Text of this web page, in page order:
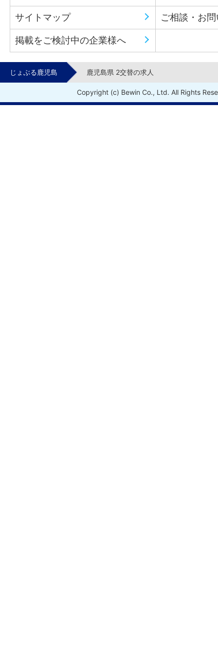
サイトマップ ご相談・お
掲載をご検討中の企業様へ
じょぶる鹿児島 鹿児島県 2交替の求人
Copyright (c) Bewin Co., Ltd. All Rights